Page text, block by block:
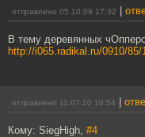
отправлено 05.10.09 17:32
В тему деревянных
http://i065.radikal.ru/0910/85/
отправлено 11.07.10 10:54
Кому: SiegHigh, #4